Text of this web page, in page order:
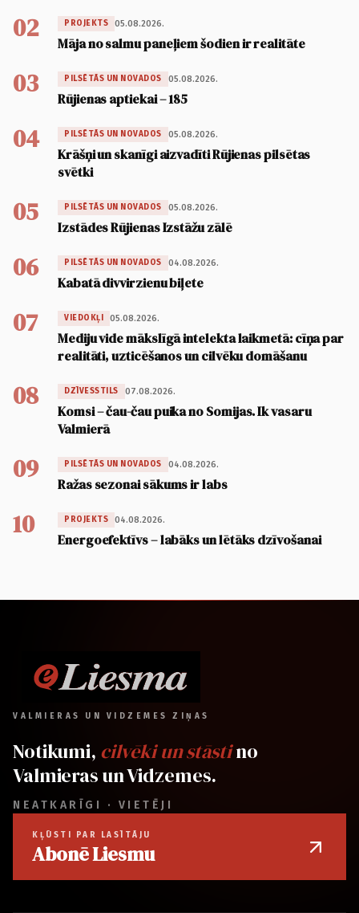
02 PROJEKTS 05.08.2026.
Māja no salmu paneļiem šodien ir realitāte
03 PILSĒTĀS UN NOVADOS 05.08.2026.
Rūjienas aptiekai – 185
04 PILSĒTĀS UN NOVADOS 05.08.2026.
Krāšņi un skanīgi aizvadīti Rūjienas pilsētas
svētki
05 PILSĒTĀS UN NOVADOS 05.08.2026.
Izstādes Rūjienas Izstāžu zālē
06 PILSĒTĀS UN NOVADOS 04.08.2026.
Kabatā divvirzienu biļete
07 VIEDOKĻI 05.08.2026.
Mediju vide mākslīgā intelekta laikmetā: cīņa par
realitāti, uzticēšanos un cilvēku domāšanu
08 DZĪVESSTILS 07.08.2026.
Komsi – čau-čau puika no Somijas. Ik vasaru
Valmierā
09 PILSĒTĀS UN NOVADOS 04.08.2026.
Ražas sezonai sākums ir labs
10 PROJEKTS 04.08.2026.
Energoefektīvs – labāks un lētāks dzīvošanai
VALMIERAS UN VIDZEMES ZIŅAS
Notikumi, cilvēki un stāstino
Valmieras un Vidzemes.
NEATKARĪGI · VIETĒJI
KĻŪSTI PAR LASĪTĀJU
Abonē Liesmu